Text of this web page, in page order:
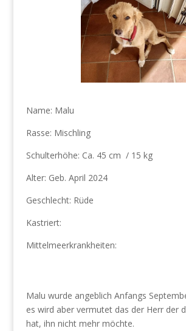
Name: Malu
Rasse: Mischling
Schulterhöhe: Ca. 45 cm / 15 kg
Alter: Geb. April 2024
Geschlecht: Rüde
Kastriert:
Mittelmeerkrankheiten:
Malu wurde angeblich Anfangs
es wird aber vermutet das der Herr der
hat, ihn nicht mehr möchte.